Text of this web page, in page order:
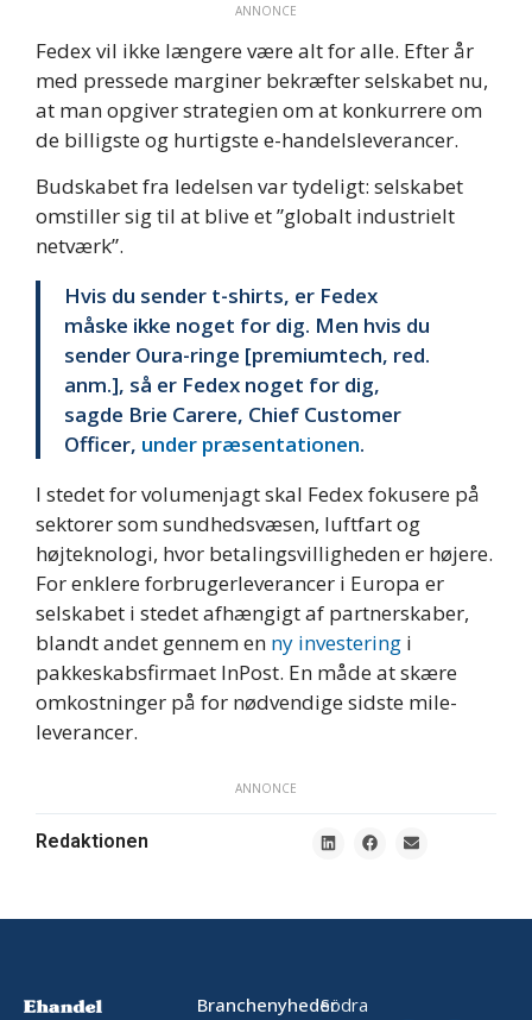
ANNONCE
Fedex vil ikke længere være alt for alle. Efter år
med pressede marginer bekræfter selskabet nu,
at man opgiver strategien om at konkurrere om
de billigste og hurtigste e-handelsleverancer.
Budskabet fra ledelsen var tydeligt: selskabet
omstiller sig til at blive et ”globalt industrielt
netværk”.
Hvis du sender t-shirts, er Fedex
måske ikke noget for dig. Men hvis du
sender Oura-ringe [premiumtech, red.
anm.], så er Fedex noget for dig,
sagde Brie Carere, Chief Customer
Officer, under præsentationen.
I stedet for volumenjagt skal Fedex fokusere på
sektorer som sundhedsvæsen, luftfart og
højteknologi, hvor betalingsvilligheden er højere.
For enklere forbrugerleverancer i Europa er
selskabet i stedet afhængigt af partnerskaber,
blandt andet gennem en ny investering i
pakkeskabsfirmaet InPost. En måde at skære
omkostninger på for nødvendige sidste mile-
leverancer.
ANNONCE
Redaktionen
BranchenyhederSödra